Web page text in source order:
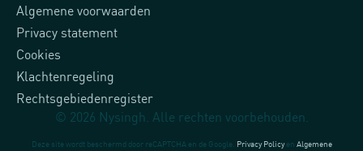
Algemene voorwaarden
Privacy statement
Cookies
Klachtenregeling
Rechtsgebiedenregister
© 2026 Nysingh. Alle rechten voorbehouden.
Deze site wordt beschermd door reCAPTCHA en de Google. Privacy Policyen Algemene